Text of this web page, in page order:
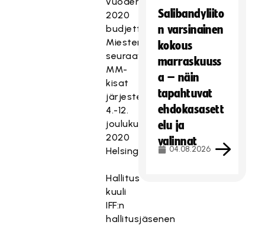
2020
budjettiraamiin.
Miesten
seuraavat
MM-
kisat
järjestetään
4.-12.
joulukuuta
2020
Helsingissä.
Hallitus
kuuli
IFF:n
hallitusjäsenen
Salibandyliito
n varsinainen
kokous
marraskuuss
a – näin
tapahtuvat
ehdokasasett
elu ja
valinnat
04.08.2026